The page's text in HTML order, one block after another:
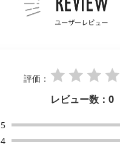
評価：
レビュー数： 0
5
4